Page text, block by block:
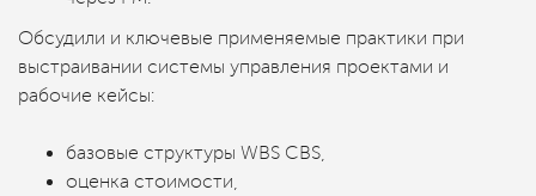
Обсудили и ключевые применяемые практики при
выстраивании системы управления проектами и
рабочие кейсы:
базовые структуры WBS CBS,
оценка стоимости,